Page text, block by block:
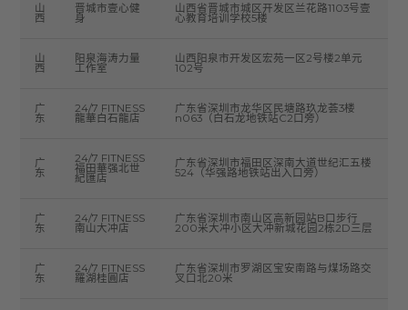
山
西
晋城市壹心健
身
山西省晋城市城区开发区兰花路1103号壹
心教育培训学校5楼
山
西
阳泉海涛力量
工作室
山西阳泉市开发区宏苑一区2号楼2单元
102号
广
东
24/7 FITNESS
龍華白石龍店
广东省深圳市龙华区民塘路玖龙荟3楼
n063（白石龙地铁站C2口旁）
广
东
24/7 FITNESS
福田華强北世
紀匯店
广东省深圳市福田区深南大道世纪汇五楼
524（华强路地铁站出入口旁）
广
东
24/7 FITNESS
南山大冲店
广东省深圳市南山区高新园站B口步行
200米大冲小区大冲新城花园2栋2D三层
广
东
24/7 FITNESS
羅湖桂圓店
广东省深圳市罗湖区宝安南路与煤场路交
叉口北20米